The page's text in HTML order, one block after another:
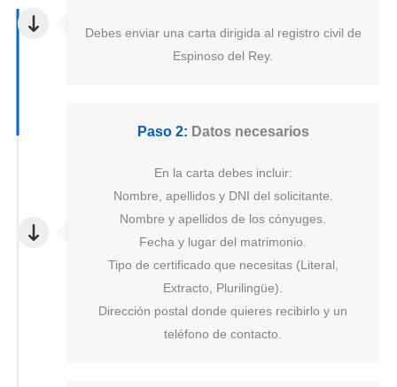
Debes enviar una carta dirigida al registro civil de
Espinoso del Rey.
Paso 2: Datos necesarios
En la carta debes incluir:
Nombre, apellidos y DNI del solicitante.
Nombre y apellidos de los cónyuges.
Fecha y lugar del matrimonio.
Tipo de certificado que necesitas (Literal,
Extracto, Plurilingüe).
Dirección postal donde quieres recibirlo y un
teléfono de contacto.